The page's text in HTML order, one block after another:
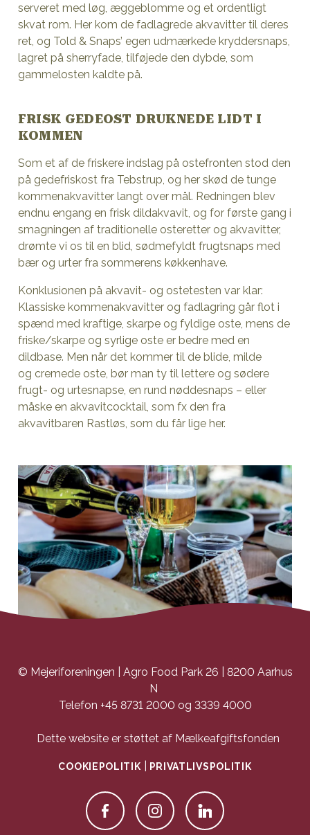
serveret med løg, æggeblomme og et ordentligt
skvat rom. Her kom de fadlagrede akvavitter til deres
ret, og Told & Snaps’ egen udmærkede kryddersnaps,
lagret på sherryfade, tilføjede den dybde, som
gammelosten kaldte på.
FRISK GEDEOST DRUKNEDE LIDT I
KOMMEN
Som et af de friskere indslag på ostefronten stod den
på gedefriskost fra Tebstrup, og her skød de tunge
kommenakvavitter langt over mål. Redningen blev
endnu engang en frisk dildakvavit, og for første gang i
smagningen af traditionelle osteretter og akvavitter,
drømte vi os til en blid, sødmefyldt frugtsnaps med
bær og urter fra sommerens køkkenhave.
Konklusionen på akvavit- og ostetesten var klar:
Klassiske kommenakvavitter og fadlagring går flot i
spænd med kraftige, skarpe og fyldige oste, mens de
friske/skarpe og syrlige oste er bedre med en
dildbase. Men når det kommer til de blide, milde
og cremede oste, bør man ty til lettere og sødere
frugt- og urtesnapse, en rund nøddesnaps – eller
måske en akvavitcocktail, som fx den fra
akvavitbaren Rastløs, som du får lige her.
© Mejeriforeningen | Agro Food Park 26 | 8200 Aarhus
N
Telefon +45 8731 2000 og 3339 4000
Dette website er støttet af Mælkeafgiftsfonden
COOKIEPOLITIK PRIVATLIVSPOLITIK